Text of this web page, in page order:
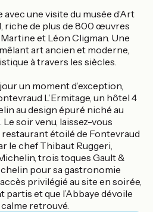
avec une visite du musée d’Art
riche de plus de 800 œuvres
Martine et Léon Cligman. Une
art ancien et moderne,
à travers les siècles.
un moment d’exception,
L’Ermitage, un hôtel 4
au design épuré niché au
Le soir venu, laissez-vous
restaurant étoilé de Fontevraud
le chef Thibaut Ruggeri,
trois toques Gault &
pour sa gastronomie
privilégié au site en soirée,
partis et que l’Abbaye dévoile
calme retrouvé.